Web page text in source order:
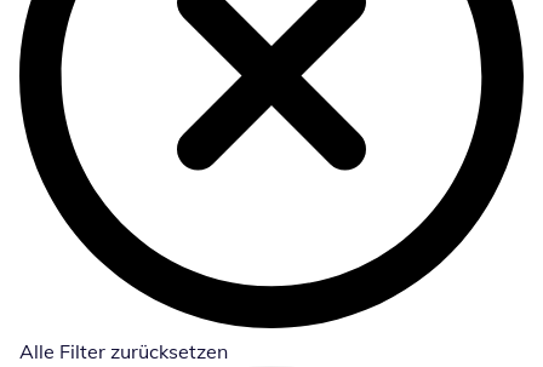
Alle Filter zurücksetzen